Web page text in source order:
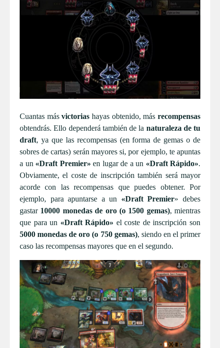
Cuantas másvictorias hayas obtenido, másrecompensas
obtendrás. Ello dependerá también de la naturaleza de tu
draft, ya que las recompensas (en forma de gemas o de
sobres de cartas) serán mayores si, por ejemplo, te apuntas
a un «Draft Premier» en lugar de a un «Draft Rápido».
Obviamente, el coste de inscripción también será mayor
acorde con las recompensas que puedes obtener. Por
ejemplo, para apuntarse a un «Draft Premier» debes
gastar 10000 monedas de oro (o 1500 gemas), mientras
que para un «Draft Rápido» el coste de inscripción son
5000 monedas de oro (o 750 gemas), siendo en el primer
caso las recompensas mayores que en el segundo.